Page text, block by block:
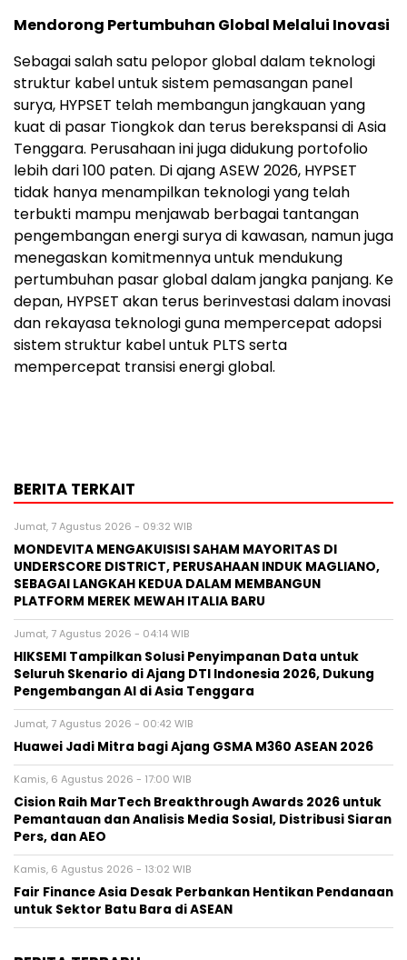
Mendorong Pertumbuhan Global Melalui Inovasi
Sebagai salah satu pelopor global dalam teknologi
struktur kabel untuk sistem pemasangan panel
surya, HYPSET telah membangun jangkauan yang
kuat di pasar Tiongkok dan terus berekspansi di Asia
Tenggara. Perusahaan ini juga didukung portofolio
lebih dari 100 paten. Di ajang ASEW 2026, HYPSET
tidak hanya menampilkan teknologi yang telah
terbukti mampu menjawab berbagai tantangan
pengembangan energi surya di kawasan, namun juga
menegaskan komitmennya untuk mendukung
pertumbuhan pasar global dalam jangka panjang. Ke
depan, HYPSET akan terus berinvestasi dalam inovasi
dan rekayasa teknologi guna mempercepat adopsi
sistem struktur kabel untuk PLTS serta
mempercepat transisi energi global.
BERITA TERKAIT
Jumat, 7 Agustus 2026 - 09:32 WIB
MONDEVITA MENGAKUISISI SAHAM MAYORITAS DI
UNDERSCORE DISTRICT, PERUSAHAAN INDUK MAGLIANO,
SEBAGAI LANGKAH KEDUA DALAM MEMBANGUN
PLATFORM MEREK MEWAH ITALIA BARU
Jumat, 7 Agustus 2026 - 04:14 WIB
HIKSEMI Tampilkan Solusi Penyimpanan Data untuk
Seluruh Skenario di Ajang DTI Indonesia 2026, Dukung
Pengembangan AI di Asia Tenggara
Jumat, 7 Agustus 2026 - 00:42 WIB
Huawei Jadi Mitra bagi Ajang GSMA M360 ASEAN 2026
Kamis, 6 Agustus 2026 - 17:00 WIB
Cision Raih MarTech Breakthrough Awards 2026 untuk
Pemantauan dan Analisis Media Sosial, Distribusi Siaran
Pers, dan AEO
Kamis, 6 Agustus 2026 - 13:02 WIB
Fair Finance Asia Desak Perbankan Hentikan Pendanaan
untuk Sektor Batu Bara di ASEAN